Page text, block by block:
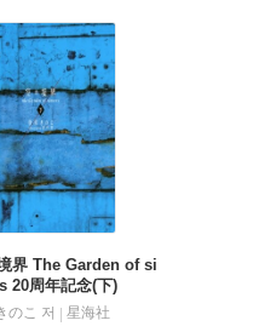
界 The Garden of si
20周年記念(下)
のこ 저
星海社